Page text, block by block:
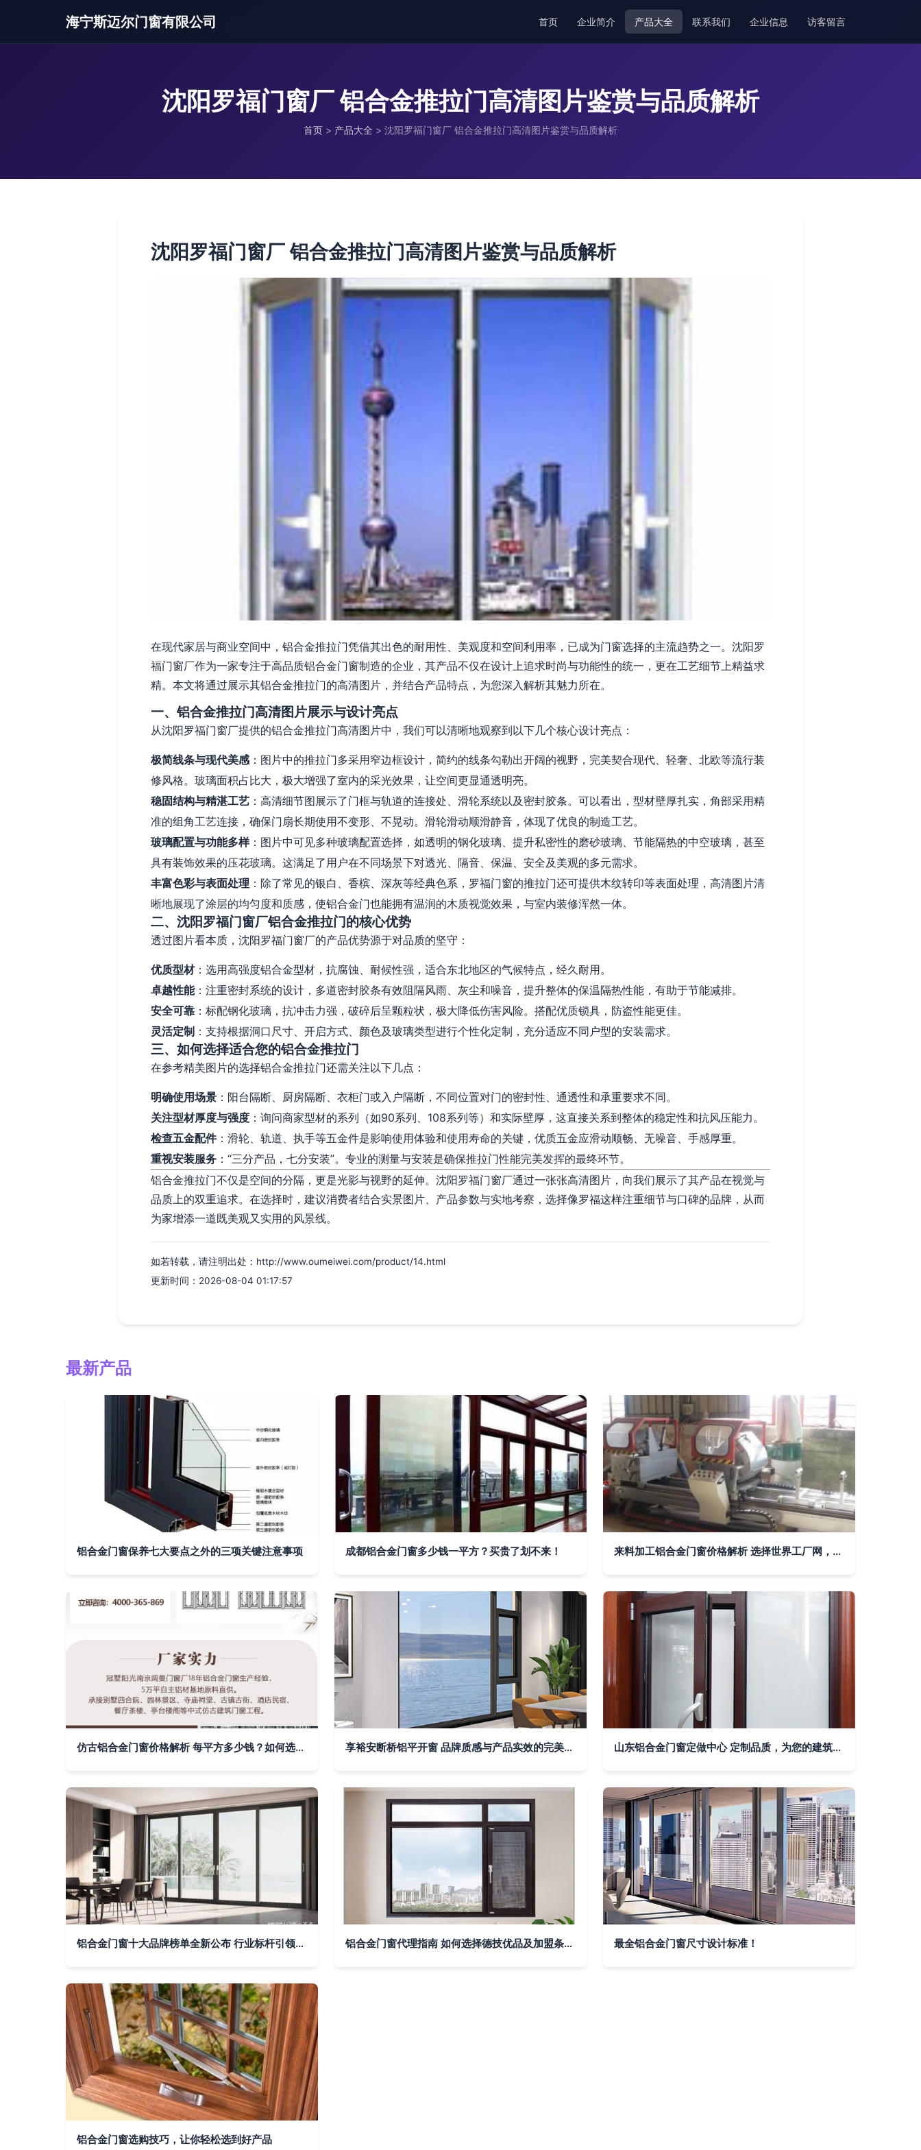
海宁斯迈尔门窗有限公司 首页 企业简介 产品大全 联系我们 企业信息 访客留言
沈阳罗福门窗厂 铝合金推拉门高清图片鉴赏与品质解析
首页 > 产品大全 > 沈阳罗福门窗厂 铝合金推拉门高清图片鉴赏与品质解析
沈阳罗福门窗厂 铝合金推拉门高清图片鉴赏与品质解析
在现代家居与商业空间中，铝合金推拉门凭借其出色的耐用性、美观度和空间利用率，已成为门窗选择的主流趋势之一。沈阳罗
福门窗厂作为一家专注于高品质铝合金门窗制造的企业，其产品不仅在设计上追求时尚与功能性的统一，更在工艺细节上精益求
精。本文将通过展示其铝合金推拉门的高清图片，并结合产品特点，为您深入解析其魅力所在。
一、铝合金推拉门高清图片展示与设计亮点
从沈阳罗福门窗厂提供的铝合金推拉门高清图片中，我们可以清晰地观察到以下几个核心设计亮点：
极简线条与现代美感：图片中的推拉门多采用窄边框设计，简约的线条勾勒出开阔的视野，完美契合现代、轻奢、北欧等流行装
修风格。玻璃面积占比大，极大增强了室内的采光效果，让空间更显通透明亮。
稳固结构与精湛工艺 ：高清细节图展示了门框与轨道的连接处、滑轮系统以及密封胶条。可以看出，型材壁厚扎实，角部采用精
准的组角工艺连接，确保门扇长期使用不变形、不晃动。滑轮滑动顺滑静音，体现了优良的制造工艺。
玻璃配置与功能多样：图片中可见多种玻璃配置选择，如透明的钢化玻璃、提升私密性的磨砂玻璃、节能隔热的中空玻璃，甚至
具有装饰效果的压花玻璃。这满足了用户在不同场景下对透光、隔音、保温、安全及美观的多元需求。
丰富色彩与表面处理 ：除了常见的银白、香槟、深灰等经典色系，罗福门窗的推拉门还可提供木纹转印等表面处理，高清图片清
晰地展现了涂层的均匀度和质感，使铝合金门也能拥有温润的木质视觉效果，与室内装修浑然一体。
二、沈阳罗福门窗厂铝合金推拉门的核心优势
透过图片看本质，沈阳罗福门窗厂的产品优势源于对品质的坚守：
优质型材：选用高强度铝合金型材，抗腐蚀、耐候性强，适合东北地区的气候特点，经久耐用。
卓越性能：注重密封系统的设计，多道密封胶条有效阻隔风雨、灰尘和噪音，提升整体的保温隔热性能，有助于节能减排。
安全可靠 ：标配钢化玻璃，抗冲击力强，破碎后呈颗粒状，极大降低伤害风险。搭配优质锁具，防盗性能更佳。
灵活定制 ：支持根据洞口尺寸、开启方式、颜色及玻璃类型进行个性化定制，充分适应不同户型的安装需求。
三、如何选择适合您的铝合金推拉门
在参考精美图片的选择铝合金推拉门还需关注以下几点：
明确使用场景 ：阳台隔断、厨房隔断、衣柜门或入户隔断，不同位置对门的密封性、通透性和承重要求不同。
关注型材厚度与强度 ：询问商家型材的系列（如90系列、108系列等）和实际壁厚，这直接关系到整体的稳定性和抗风压能力。
检查五金配件：滑轮、轨道、执手等五金件是影响使用体验和使用寿命的关键，优质五金应滑动顺畅、无噪音、手感厚重。
重视安装服务 ：“三分产品，七分安装”。专业的测量与安装是确保推拉门性能完美发挥的最终环节。
铝合金推拉门不仅是空间的分隔，更是光影与视野的延伸。沈阳罗福门窗厂通过一张张高清图片，向我们展示了其产品在视觉与
品质上的双重追求。在选择时，建议消费者结合实景图片、产品参数与实地考察，选择像罗福这样注重细节与口碑的品牌，从而
为家增添一道既美观又实用的风景线。
如若转载，请注明出处：http://www.oumeiwei.com/product/14.html
更新时间：2026-08-04 01:17:57
最新产品
铝合金门窗保养七大要点之外的三项关键注意事项 成都铝合金门窗多少钱一平方？买贵了划不来！ 来料加工铝合金门窗价格解析 选择世界工厂网，品质与成本双赢
仿古铝合金门窗价格解析 每平方多少钱？如何选对产品？ 享裕安断桥铝平开窗 品牌质感与产品实效的完美融合 山东铝合金门窗定做中心 定制品质，为您的建筑添彩
铝合金门窗十大品牌榜单全新公布 行业标杆引领品质生活 铝合金门窗代理指南 如何选择德技优品及加盟条件解析 最全铝合金门窗尺寸设计标准！
铝合金门窗选购技巧，让你轻松选到好产品